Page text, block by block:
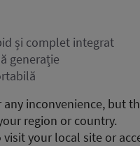
și complet integrat
generație
any inconvenience, but
region or country.
your local site or